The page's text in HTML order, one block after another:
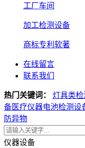
工厂车间
加工检测设备
商标专利软著
在线留言
联系我们
热门关键词： 灯具类
备医疗仪器电池检测设
防异物
仪器设备